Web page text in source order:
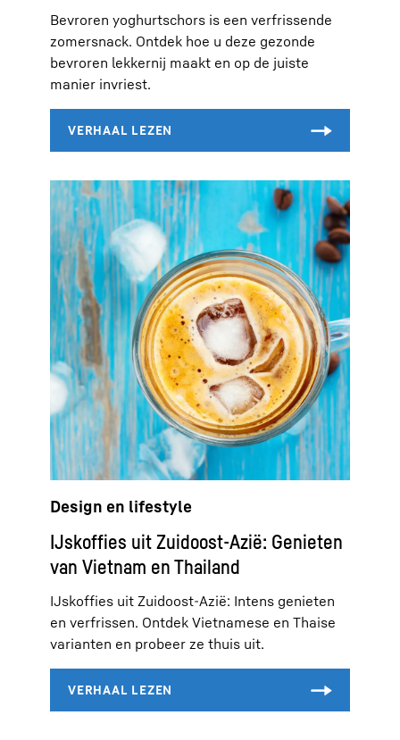
Bevroren yoghurtschors is een verfrissende
zomersnack. Ontdek hoe u deze gezonde
bevroren lekkernij maakt en op de juiste
manier invriest.
Design en lifestyle
IJs­koffies uit Zuidoost-Azië: Genieten
van Vietnam en Thailand
IJs­koffies uit Zuidoost-Azië: Intens genieten
en verfrissen. Ontdek Vietnamese en Thaise
varianten en probeer ze thuis uit.